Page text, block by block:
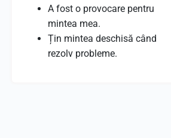
A fost o provocare pentru
mintea mea.
Țin mintea deschisă când
rezolv probleme.